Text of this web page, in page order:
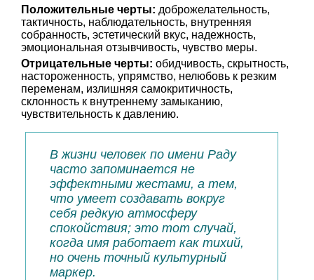
Положительные черты: доброжелательность,
тактичность, наблюдательность, внутренняя
собранность, эстетический вкус, надежность,
эмоциональная отзывчивость, чувство меры.
Отрицательные черты: обидчивость, скрытность,
настороженность, упрямство, нелюбовь к резким
переменам, излишняя самокритичность,
склонность к внутреннему замыканию,
чувствительность к давлению.
В жизни человек по имени Раду
часто запоминается не
эффектными жестами, а тем,
что умеет создавать вокруг
себя редкую атмосферу
спокойствия; это тот случай,
когда имя работает как тихий,
но очень точный культурный
маркер.